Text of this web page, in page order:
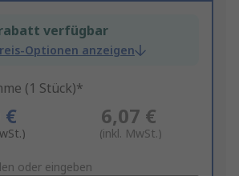
verfügbar
Optionen anzeigen
(1 Stück)*
€ 6,07 €
(inkl. MwSt.)
oder eingeben